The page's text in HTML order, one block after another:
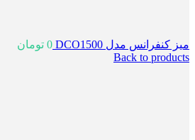
میز کنفرانس مدل DCO1500 0 تومان
Back to products